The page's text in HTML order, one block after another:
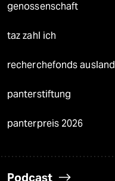
genossenschaft
taz zahl ich
recherchefonds ausland
panterstiftung
panterpreis 2026
Podcast